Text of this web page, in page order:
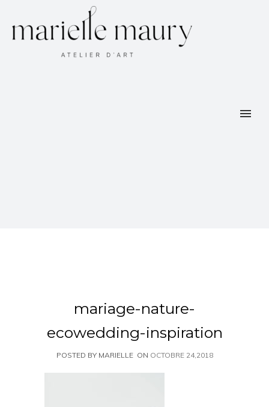
mariage-nature-
ecowedding-inspiration
POSTED BY MARIELLE ON OCTOBRE 24,2018